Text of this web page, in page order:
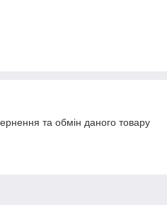
та обмін даного товару